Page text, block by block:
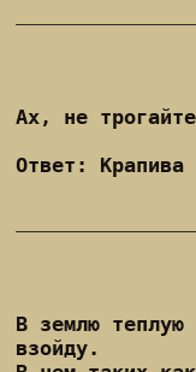
Ах, не
Ответ: Крапива
В землю
взойду.